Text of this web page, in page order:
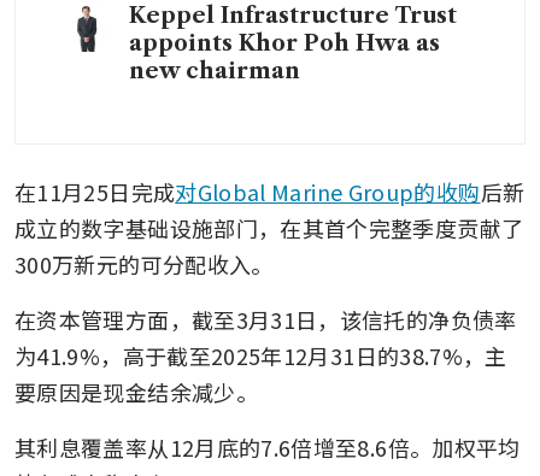
Keppel Infrastructure Trust
appoints Khor Poh Hwa as
new chairman
在11月25日完成对Global Marine Group的收购后新
成立的数字基础设施部门，在其首个完整季度贡献了
300万新元的可分配收入。
在资本管理方面，截至3月31日，该信托的净负债率
为41.9%，高于截至2025年12月31日的38.7%，主
要原因是现金结余减少。
其利息覆盖率从12月底的7.6倍增至8.6倍。加权平均